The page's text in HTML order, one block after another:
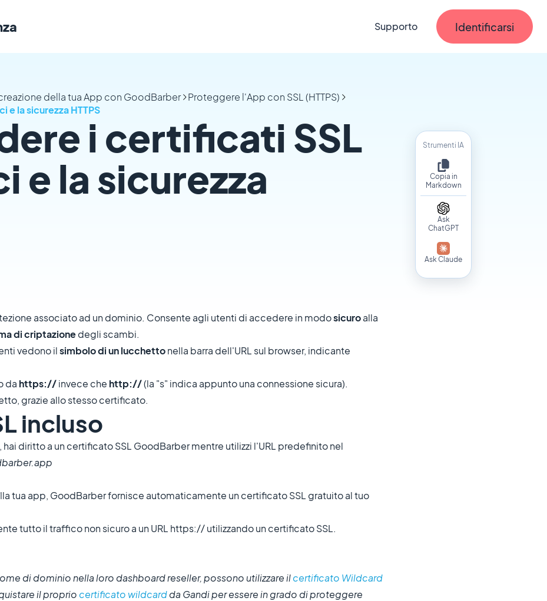
Supporto Identificarsi
Strumenti IA
Copia in
Markdown
Ask
ChatGPT
Ask Claude
della tua App con GoodBarber
Proteggere l'App con SSL (HTTPS)
la sicurezza HTTPS
i certificati SSL
e la sicurezza
associato ad un dominio. Consente agli utenti di accedere in modosicuroalla
di criptazionedegli scambi.
vedono ilsimbolo di un lucchettonella barra dell'URL sul browser, indicante
da https://invece che http://(la "s" indica appunto una connessione sicura).
grazie allo stesso certificato.
incluso
diritto a un certificato SSL GoodBarber mentre utilizzi l'URL predefinito nel
tua app, GoodBarber fornisce automaticamente un certificato SSL gratuito al tuo
tutto il traffico non sicuro a un URL https:// utilizzando un certificato SSL.
di dominio nella loro dashboard reseller, possono utilizzare ilcertificato Wildcard
il proprio certificato wildcardda Gandi per essere in grado di proteggere